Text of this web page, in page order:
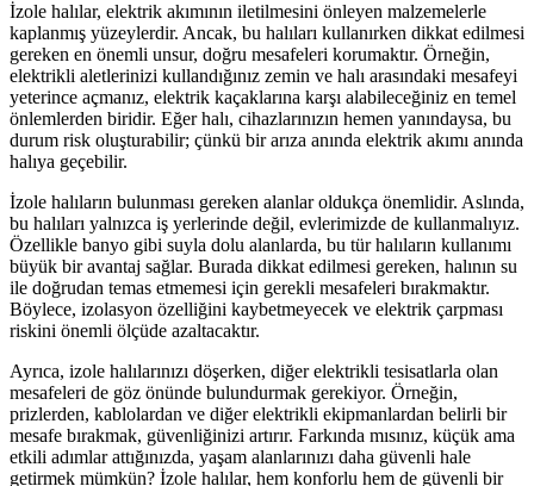
İzole halılar, elektrik akımının iletilmesini önleyen malzemelerle
kaplanmış yüzeylerdir. Ancak, bu halıları kullanırken dikkat edilmesi
gereken en önemli unsur, doğru mesafeleri korumaktır. Örneğin,
elektrikli aletlerinizi kullandığınız zemin ve halı arasındaki mesafeyi
yeterince açmanız, elektrik kaçaklarına karşı alabileceğiniz en temel
önlemlerden biridir. Eğer halı, cihazlarınızın hemen yanındaysa, bu
durum risk oluşturabilir; çünkü bir arıza anında elektrik akımı anında
halıya geçebilir.
İzole halıların bulunması gereken alanlar oldukça önemlidir. Aslında,
bu halıları yalnızca iş yerlerinde değil, evlerimizde de kullanmalıyız.
Özellikle banyo gibi suyla dolu alanlarda, bu tür halıların kullanımı
büyük bir avantaj sağlar. Burada dikkat edilmesi gereken, halının su
ile doğrudan temas etmemesi için gerekli mesafeleri bırakmaktır.
Böylece, izolasyon özelliğini kaybetmeyecek ve elektrik çarpması
riskini önemli ölçüde azaltacaktır.
Ayrıca, izole halılarınızı döşerken, diğer elektrikli tesisatlarla olan
mesafeleri de göz önünde bulundurmak gerekiyor. Örneğin,
prizlerden, kablolardan ve diğer elektrikli ekipmanlardan belirli bir
mesafe bırakmak, güvenliğinizi artırır. Farkında mısınız, küçük ama
etkili adımlar attığınızda, yaşam alanlarınızı daha güvenli hale
getirmek mümkün? İzole halılar, hem konforlu hem de güvenli bir